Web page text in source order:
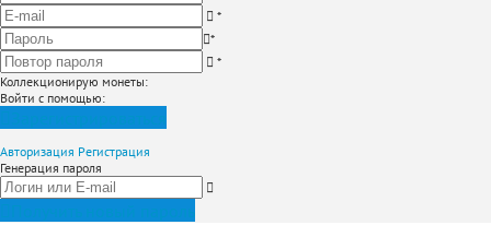
*
*
*
Коллекционирую монеты:
Войти с помощью:
Авторизация Регистрация
Генерация пароля